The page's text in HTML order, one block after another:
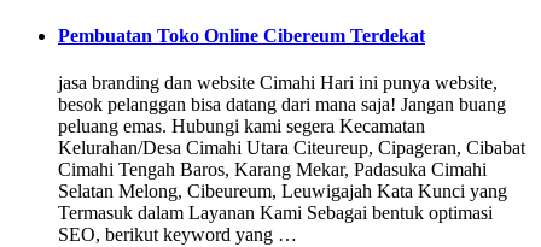
Pembuatan Toko Online Cibereum Terdekat
jasa branding dan website Cimahi Hari ini punya website,
besok pelanggan bisa datang dari mana saja! Jangan buang
peluang emas. Hubungi kami segera Kecamatan
Kelurahan/Desa Cimahi Utara Citeureup, Cipageran, Cibabat
Cimahi Tengah Baros, Karang Mekar, Padasuka Cimahi
Selatan Melong, Cibeureum, Leuwigajah Kata Kunci yang
Termasuk dalam Layanan Kami Sebagai bentuk optimasi
SEO, berikut keyword yang …